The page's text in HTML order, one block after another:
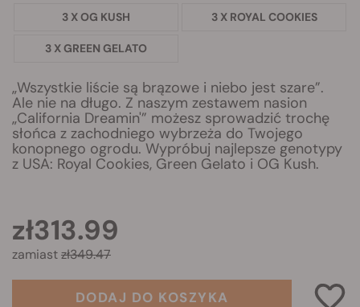
3 X OG KUSH
3 X ROYAL COOKIES
3 X GREEN GELATO
„Wszystkie liście są brązowe i niebo jest szare”.
Ale nie na długo. Z naszym zestawem nasion
„California Dreamin'” możesz sprowadzić trochę
słońca z zachodniego wybrzeża do Twojego
konopnego ogrodu. Wypróbuj najlepsze genotypy
z USA: Royal Cookies, Green Gelato i OG Kush.
zł313.99
zamiastzł349.47
DODAJ DO KOSZYKA